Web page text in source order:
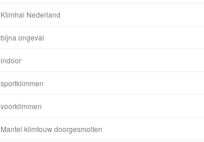
Klimhal Nederland
bijna ongeval
indoor
sportklimmen
voorklimmen
Mantel klimtouw doorgesmolten